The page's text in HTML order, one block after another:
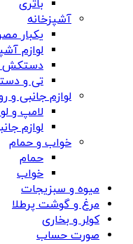
باتری
آشپزخانه
یکبار
لوازم
دستکش
تی و
لوازم جانبی و
لامپ و
لوازم
خواب و حمام
حمام
خواب
میوه و سبزیجات
مرغ و گوشت پرطلا
کولر و بخاری
صورت حساب